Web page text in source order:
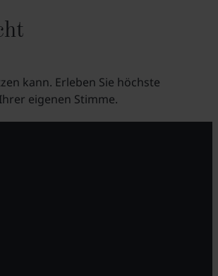
kann. Erleben Sie höchste
eigenen Stimme.